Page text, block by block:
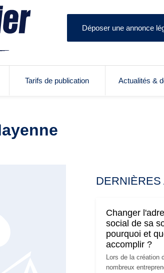
Déposer une annonce
Tarifs de publication Actualités &
DERNIÈRES
Changer
social de sa
pourquoi et
accomplir ?
Lors de la création
nombreux